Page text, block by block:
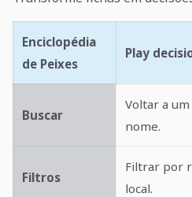
Enciclopédia
de Peixes
Play
Buscar
Voltar a
nome.
Filtros
Filtrar por
local.